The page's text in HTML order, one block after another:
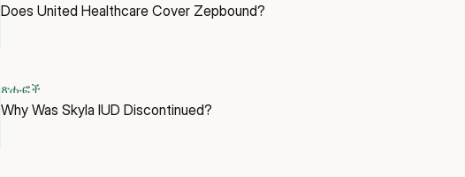
Does United Healthcare Cover Zepbound?
ጽሑፎች
Why Was Skyla IUD Discontinued?